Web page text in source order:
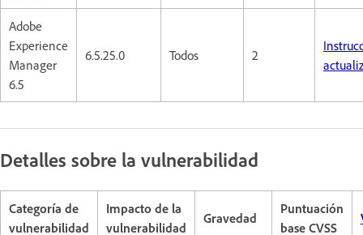
Adobe
Experience
Manager
6.5
6.5.25.0 Todos 2
Detalles sobre la vulnerabilidad
Categoría de
vulnerabilidad
Impacto de la
vulnerabilidad
Gravedad
Puntuación
base CVSS